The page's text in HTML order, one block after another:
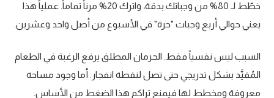
خطّط لـ 80% من وجباتك بدقة، واترك 20% مرناً تماماً. عملياً هذا
يعني حوالي أربع وجبات "حرة" في الأسبوع من أصل واحد وعشرين.
السبب ليس نفسياً فقط. الحرمان المطلق يرفع الرغبة في الطعام
المُقيَّد بشكل تدريجي حتى تصل لنقطة انفجار. أما وجود مساحة
معروفة ومخطط لها فيمنع تراكم هذا الضغط من الأساس.